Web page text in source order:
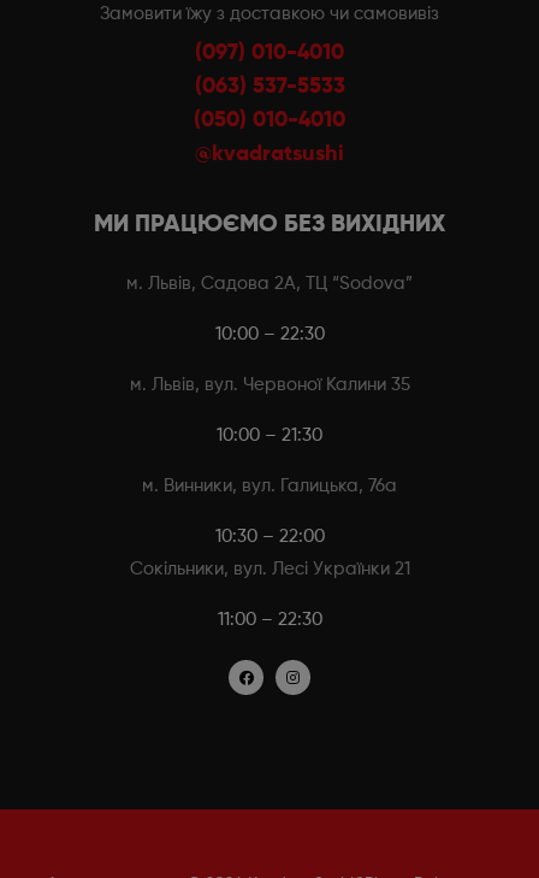
Замовити їжу з доставкою чи самовивіз
(097) 010-4010
(063) 537-5533
(050) 010-4010
@kvadratsushi
МИ ПРАЦЮЄМО БЕЗ ВИХІДНИХ
м. Львів, Садова 2А, ТЦ “Sodova”
10:00 – 22:30
м. Львів, вул. Червоної Калини 35
10:00 – 21:30
м. Винники, вул. Галицька, 76а
10:30 – 22:00
Сокільники, вул. Лесі Українки 21
11:00 – 22:30